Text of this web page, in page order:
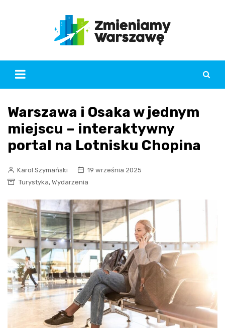
Warszawa i Osaka w jednym
miejscu – interaktywny
portal na Lotnisku Chopina
Karol Szymański
19 września 2025
Turystyka, Wydarzenia